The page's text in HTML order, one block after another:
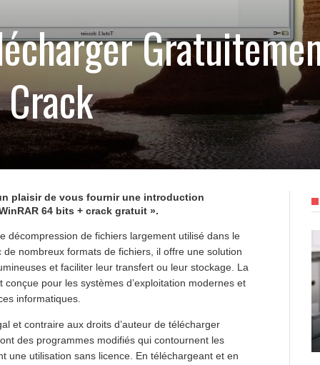
plaisir de vous fournir une introduction
64 bits + crack gratuit ».
décompression de fichiers largement utilisé dans le
nombreux formats de fichiers, il offre une solution
et faciliter leur transfert ou leur stockage. La
pour les systèmes d’exploitation modernes et
informatiques.
et contraire aux droits d’auteur de télécharger
des programmes modifiés qui contournent les
une utilisation sans licence. En téléchargeant et en